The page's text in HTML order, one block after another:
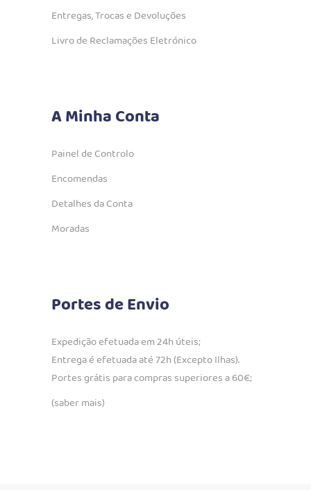
Entregas, Trocas e Devoluções
Livro de Reclamações Eletrónico
A Minha Conta
Painel de Controlo
Encomendas
Detalhes da Conta
Moradas
Portes de Envio
Expedição efetuada em 24h úteis;
Entrega é efetuada até 72h (Excepto Ilhas).
Portes grátis para compras superiores a 60€;
(saber mais)